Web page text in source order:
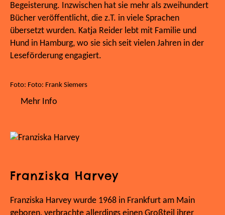
Begeisterung. Inzwischen hat sie mehr als zweihundert
Bücher veröffentlicht, die z.T. in viele Sprachen
übersetzt wurden. Katja Reider lebt mit Familie und
Hund in Hamburg, wo sie sich seit vielen Jahren in der
Leseförderung engagiert.
Foto: Foto: Frank Siemers
Mehr Info
Franziska Harvey
Franziska Harvey wurde 1968 in Frankfurt am Main